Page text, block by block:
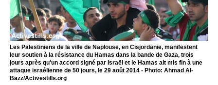
Les Palestiniens de la ville de Naplouse, en Cisjordanie, manifestent
leur soutien à la résistance du Hamas dans la bande de Gaza, trois
jours après qu'un accord signé par Israël et le Hamas ait mis fin à une
attaque israélienne de 50 jours, le 29 août 2014 - Photo: Ahmad Al-
Bazz/Activestills.org